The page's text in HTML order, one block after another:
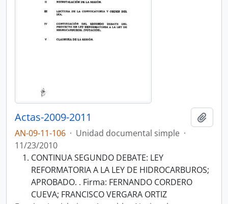
Actas-2009-2011
AN-09-11-106 · Unidad documental simple ·
11/23/2010
CONTINUA SEGUNDO DEBATE: LEY
REFORMATORIA A LA LEY DE HIDROCARBUROS;
APROBADO. . Firma: FERNANDO CORDERO
CUEVA; FRANCISCO VERGARA ORTIZ